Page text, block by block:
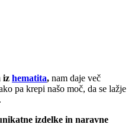
iz hematita, nam daje več
pa krepi našo moč, da se lažje
izdelke in naravne